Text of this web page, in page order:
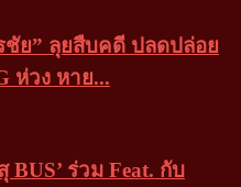
ชัย” ลุยสืบคดี ปลดปล่อย
ห่วง หาย...
BUS’ ร่วม Feat. กับ